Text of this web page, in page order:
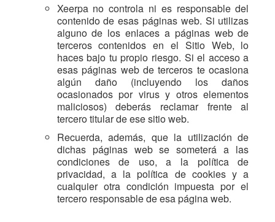
Xeerpa no controla ni es responsable del
contenido de esas páginas web. Si utilizas
alguno de los enlaces a páginas web de
terceros contenidos en el Sitio Web, lo
haces bajo tu propio riesgo. Si el acceso a
esas páginas web de terceros te ocasiona
algún daño (incluyendo los daños
ocasionados por virus y otros elementos
maliciosos) deberás reclamar frente al
tercero titular de ese sitio web.
Recuerda, además, que la utilización de
dichas páginas web se someterá a las
condiciones de uso, a la política de
privacidad, a la política de cookies y a
cualquier otra condición impuesta por el
tercero responsable de esa página web.